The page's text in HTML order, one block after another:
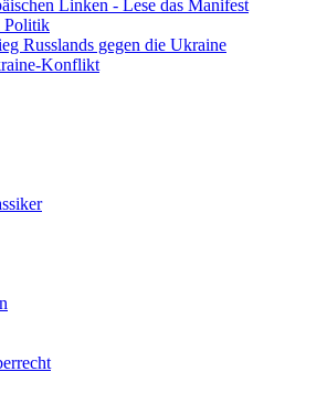
Linken - Lese das Manifest
Politik
Russlands gegen die Ukraine
Konflikt